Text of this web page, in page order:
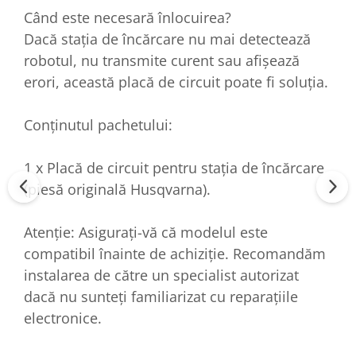
Când este necesară înlocuirea?
Dacă stația de încărcare nu mai detectează
robotul, nu transmite curent sau afișează
erori, această placă de circuit poate fi soluția.
Conținutul pachetului:
1 x Placă de circuit pentru stația de încărcare
(piesă originală Husqvarna).
Atenție: Asigurați-vă că modelul este
compatibil înainte de achiziție. Recomandăm
instalarea de către un specialist autorizat
dacă nu sunteți familiarizat cu reparațiile
electronice.